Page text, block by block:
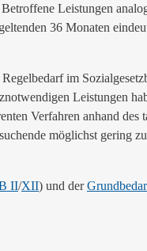
Leistungen
36 Monaten
im
Leistungen
Verfahren anhand des
möglichst gering
II/XII) und der